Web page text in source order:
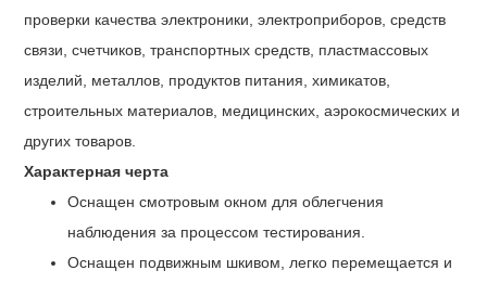
проверки качества электроники, электроприборов, средств
связи, счетчиков, транспортных средств, пластмассовых
изделий, металлов, продуктов питания, химикатов,
строительных материалов, медицинских, аэрокосмических и
других товаров.
Характерная черта
Оснащен смотровым окном для облегчения
наблюдения за процессом тестирования.
Оснащен подвижным шкивом, легко перемещается и